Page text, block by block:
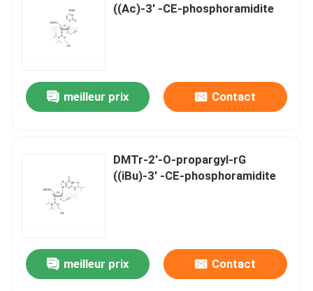
((Ac)-3' -CE-phosphoramidite
meilleur prix Contact
DMTr-2'-O-propargyl-rG
((iBu)-3' -CE-phosphoramidite
meilleur prix Contact